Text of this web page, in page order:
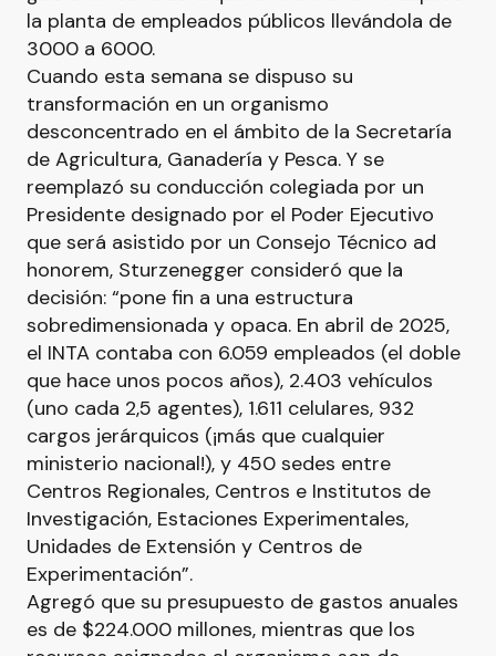
la planta de empleados públicos llevándola de
3000 a 6000.
Cuando esta semana se dispuso su
transformación en un organismo
desconcentrado en el ámbito de la Secretaría
de Agricultura, Ganadería y Pesca. Y se
reemplazó su conducción colegiada por un
Presidente designado por el Poder Ejecutivo
que será asistido por un Consejo Técnico ad
honorem, Sturzenegger consideró que la
decisión: “pone fin a una estructura
sobredimensionada y opaca. En abril de 2025,
el INTA contaba con 6.059 empleados (el doble
que hace unos pocos años), 2.403 vehículos
(uno cada 2,5 agentes), 1.611 celulares, 932
cargos jerárquicos (¡más que cualquier
ministerio nacional!), y 450 sedes entre
Centros Regionales, Centros e Institutos de
Investigación, Estaciones Experimentales,
Unidades de Extensión y Centros de
Experimentación”.
Agregó que su presupuesto de gastos anuales
es de $224.000 millones, mientras que los